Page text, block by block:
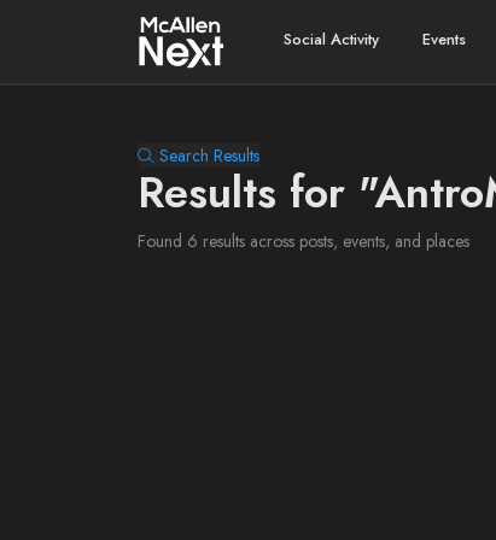
Social Activity Events
Search Results
Results for
Found 6 results across posts, events, and places